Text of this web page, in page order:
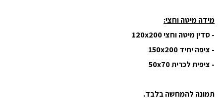
מידה מיטה וחצי:
- סדין מיטה וחצי 120x200
- ציפה יחיד 150x200
- ציפית לכרית 50x70
תמונה להמחשה בלבד.